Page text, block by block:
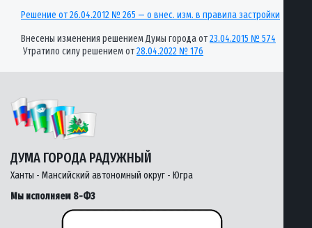
Решение от 26.04.2012 № 265 — о внес. изм. в правила застройки
Внесены изменения решением Думы города от23.04.2015 № 574
Утратило силу решением от28.04.2022 № 176
ДУМА ГОРОДА РАДУЖНЫЙ
Ханты - Мансийский автономный округ - Югра
Мы исполняем 8-ФЗ